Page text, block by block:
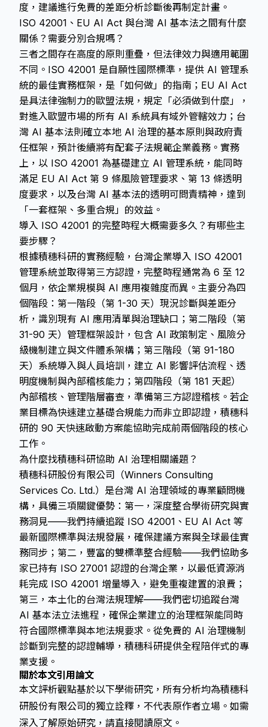
度，建議進行免費的差距分析診斷後再制定計畫。
ISO 42001、EU AI Act 與台灣 AI 基本法之間有什麼
關係？需要分別合規嗎？
三者之間存在高度的原則重疊，但法律效力與適用範圍
不同。ISO 42001 是自願性國際標準，提供 AI 管理系
統的最佳實務框架，是「如何做」的指南；EU AI Act
是具法律強制力的歐盟法規，規定「必須做到什麼」，
對進入歐盟市場的所有 AI 系統具有域外管轄效力；台
灣 AI 基本法則確立本地 AI 治理的基本原則與政府責
任框架，預計後續將有配套子法規範企業義務。實務
上，以 ISO 42001 為基礎建立 AI 管理系統，能同時
滿足 EU AI Act 第 9 條風險管理要求、第 13 條透明
度要求，以及台灣 AI 基本法的透明可問責精神，達到
「一套框架、多重合規」的效益。
導入 ISO 42001 的完整時程大概需要多久？有哪些主
要步驟？
根據積穗科研的實務經驗，台灣企業導入 ISO 42001
管理系統並取得第三方認證，完整時程通常為 6 至 12
個月，依企業規模與 AI 應用複雜度而異。主要分為四
個階段：第一階段（第 1-30 天）現況診斷與差距分
析，識別現有 AI 應用清單與治理缺口；第二階段（第
31-90 天）管理框架設計，包含 AI 政策制定、風險分
級機制建立與文件體系架構；第三階段（第 91-180
天）系統導入與人員培訓，建立 AI 影響評估流程、透
明度機制與內部稽核能力；第四階段（第 181 天起）
內部稽核、管理階層審查，準備第三方認證稽核。若企
業目標為快速建立基礎合規能力而非立即認證，積穗科
研的 90 天快速啟動方案能協助完成前兩個階段的核心
工作。
為什麼找積穗科研協助 AI 治理相關議題？
積穗科研股份有限公司（Winners Consulting
Services Co. Ltd.）是台灣 AI 治理領域的專業顧問機
構，具備三項關鍵優勢：第一，深度整合學術研究與實
務洞見——我們持續追蹤 ISO 42001、EU AI Act 等
最新國際標準與法規發展，確保建議方案與全球最佳實
務同步；第二，豐富的雙標準整合經驗——我們協助多
家已持有 ISO 27001 認證的台灣企業，以最低資源消
耗完成 ISO 42001 增量導入，避免重複建置的浪費；
第三，本土化的台灣法規理解——我們密切追蹤台灣
AI 基本法立法進程，確保企業建立的治理框架能同時
符合國際標準與本地法規要求。從免費的 AI 治理機制
診斷到完整的認證輔導，積穗科研提供全程陪伴式的專
業支援。
關於本文引用論文
本文評析觀點基於以下學術研究，所有分析均為積穗科
研股份有限公司的獨立詮釋，不代表原作者立場。如需
深入了解原始研究，請直接閱讀原文。